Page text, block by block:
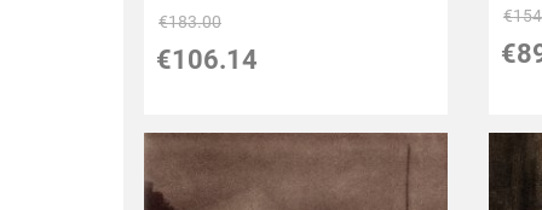
€183.00
€106.14
€
€